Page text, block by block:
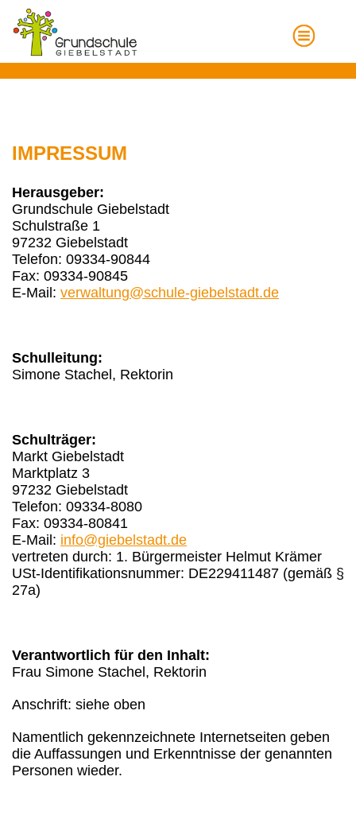
IMPRESSUM
Herausgeber:
Grundschule Giebelstadt
Schulstraße 1
97232 Giebelstadt
Telefon: 09334-90844
Fax: 09334-90845
E-Mail: verwaltung@schule-giebelstadt.de
Schulleitung:
Simone Stachel, Rektorin
Schulträger:
Markt Giebelstadt
Marktplatz 3
97232 Giebelstadt
Telefon: 09334-8080
Fax: 09334-80841
E-Mail: info@giebelstadt.de
vertreten durch: 1. Bürgermeister Helmut Krämer
USt-Identifikationsnummer: DE229411487 (gemäß §
27a)
Verantwortlich für den Inhalt:
Frau Simone Stachel, Rektorin
Anschrift: siehe oben
Namentlich gekennzeichnete Internetseiten geben
die Auffassungen und Erkenntnisse der genannten
Personen wieder.